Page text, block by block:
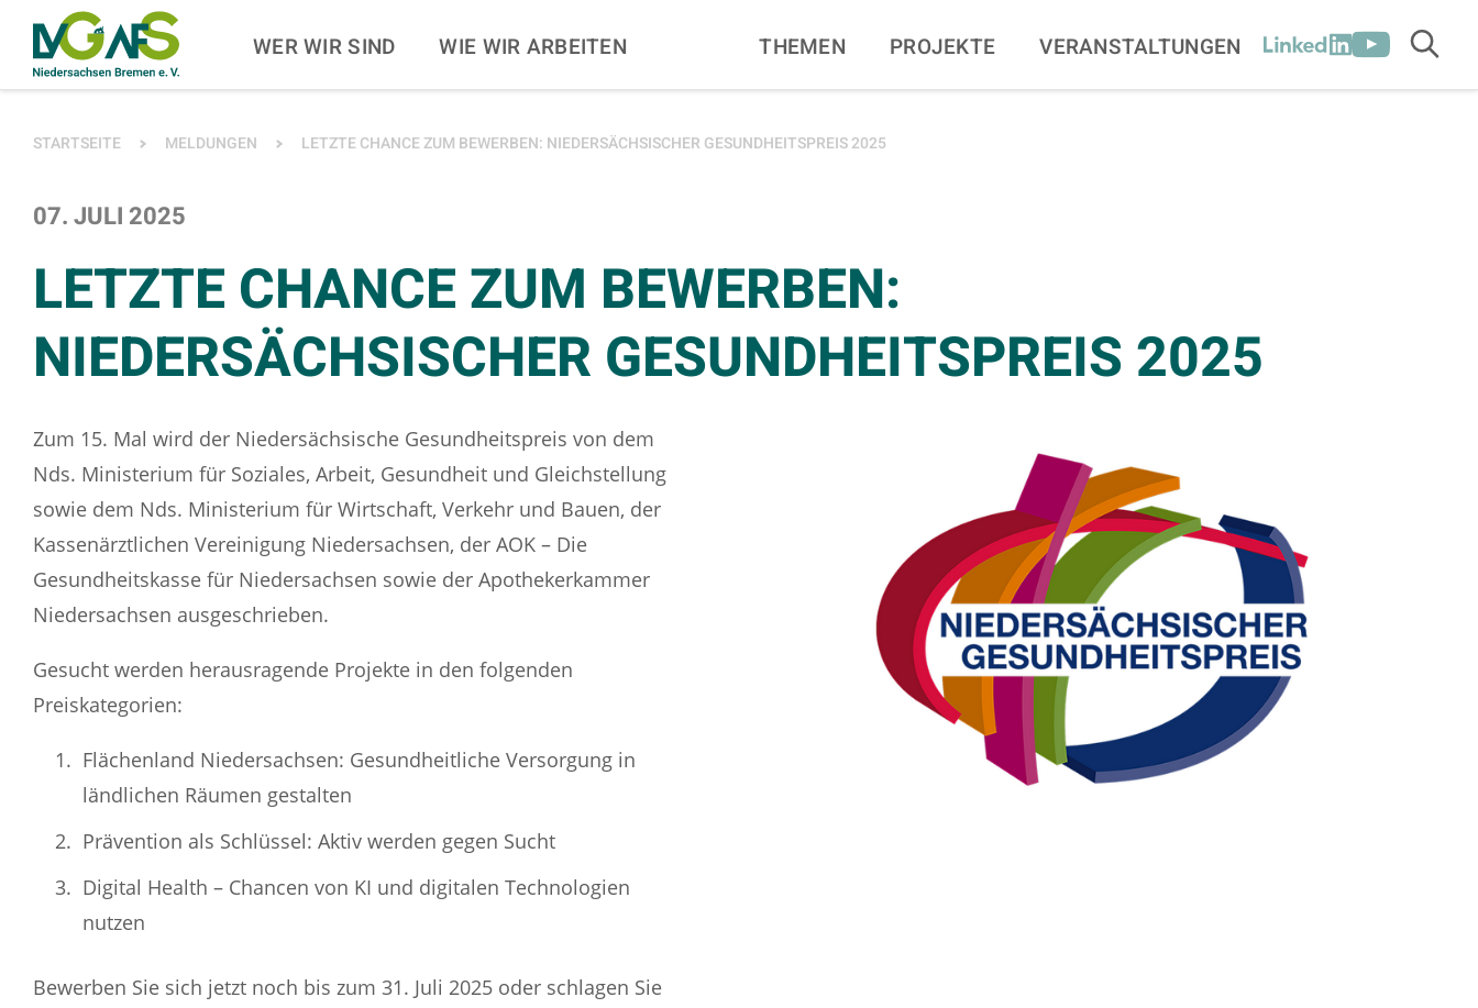
ZUM HAUPTINHALT SPRINGENWER WIR SIND WIE WIR ARBEITEN THEMEN PROJEKTE VERANSTALTUNGEN
SIE BEFINDEN SICH HIER:
STARTSEITE MELDUNGEN LETZTE CHANCE ZUM BEWERBEN: NIEDERSÄCHSISCHER GESUNDHEITSPREIS 2025
07. JULI 2025
LETZTE CHANCE ZUM BEWERBEN:
NIEDERSÄCHSISCHER GESUNDHEITSPREIS 2025
Zum 15. Mal wird der Niedersächsische Gesundheitspreis von dem
Nds. Ministerium für Soziales, Arbeit, Gesundheit und Gleichstellung
sowie dem Nds. Ministerium für Wirtschaft, Verkehr und Bauen, der
Kassenärztlichen Vereinigung Niedersachsen, der AOK – Die
Gesundheitskasse für Niedersachsen sowie der Apothekerkammer
Niedersachsen ausgeschrieben.
Gesucht werden herausragende Projekte in den folgenden
Preiskategorien:
Flächenland Niedersachsen: Gesundheitliche Versorgung in
ländlichen Räumen gestalten
Prävention als Schlüssel: Aktiv werden gegen Sucht
Digital Health – Chancen von KI und digitalen Technologien
nutzen
Bewerben Sie sich jetzt noch bis zum 31. Juli 2025 oder schlagen Sie